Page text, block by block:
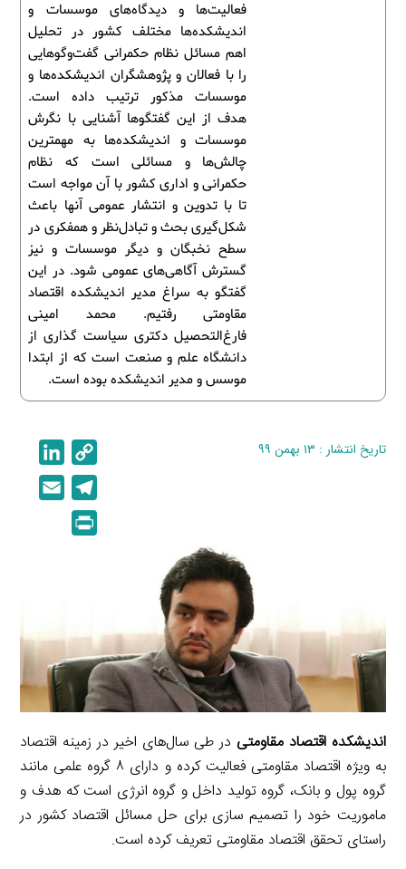
فعالیت‌ها و دیدگاه‌های موسسات و
اندیشکده‌ها مختلف کشور در تحلیل
اهم مسائل نظام حکمرانی گفت‌وگوهایی
را با فعالان و پژوهشگران اندیشکده‌ها و
موسسات مذکور ترتیب داده است.
هدف از این گفتگوها آشنایی با نگرش
موسسات و اندیشکده‌ها به مهمترین
چالش‌ها و مسائلی است که نظام
حکمرانی و اداری کشور با آن مواجه است
تا با تدوین و انتشار عمومی آنها باعث
شکل‌گیری بحث و تبادل‌نظر و همفکری در
سطح نخبگان و دیگر موسسات و نیز
گسترش آگاهی‌های عمومی شود. در این
گفتگو به سراغ مدیر اندیشکده اقتصاد
مقاومتی رفتیم. محمد امینی
فارغ‌التحصیل دکتری سیاست گذاری از
دانشگاه علم و صنعت است که از ابتدا
موسس و مدیر اندیشکده بوده است.
تاریخ انتشار : ۱۳ بهمن ۹۹
o
p
y
i
n
e
l
a
m
اندیشکده اقتصاد مقاومتی در طی سال‌های اخیر در زمینه اقتصاد
به ویژه اقتصاد مقاومتی فعالیت کرده و دارای ۸ گروه علمی مانند
گروه پول و بانک، گروه تولید داخل و گروه انرژی است که هدف و
ماموریت خود را تصمیم سازی برای حل مسائل اقتصاد کشور در
راستای تحقق اقتصاد مقاومتی تعریف کرده است.